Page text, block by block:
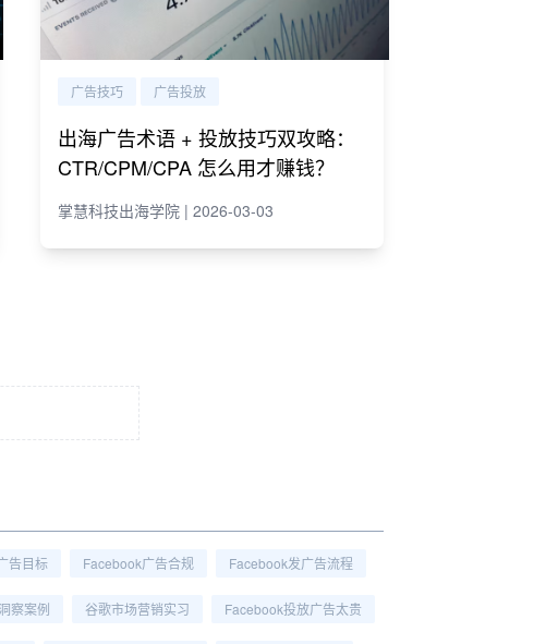
广告技巧 广告投放
出海广告术语 + 投放技巧双攻略：
CTR/CPM/CPA 怎么用才赚钱？
掌慧科技出海学院 | 2026-03-03
告目标 Facebook广告合规 Facebook发广告流程
察案例 谷歌市场营销实习 Facebook投放广告太贵